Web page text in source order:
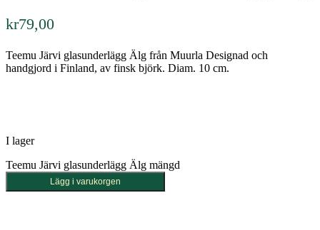
kr79,00
Teemu Järvi glasunderlägg Älg från Muurla Designad och
handgjord i Finland, av finsk björk. Diam. 10 cm.
I lager
Teemu Järvi glasunderlägg Älg mängd
Lägg i varukorgen